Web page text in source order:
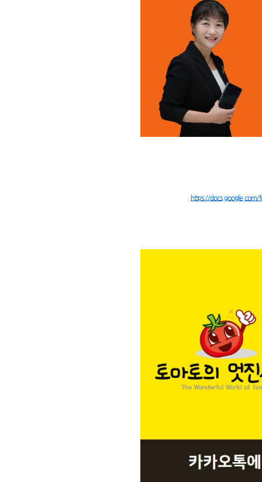
https://docs.google.com/